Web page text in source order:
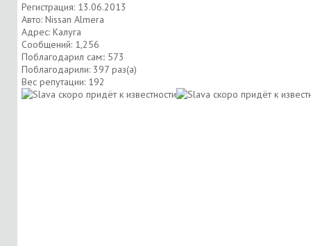
Регистрация: 13.06.2013
Авто: Nissan Almera
Адрес: Калуга
Сообщений: 1,256
Поблагодарил сам:: 573
Поблагодарили: 397 раз(а)
Вес репутации: 192